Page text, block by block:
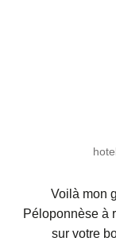
Voilà mon
Péloponnèse à
sur votre